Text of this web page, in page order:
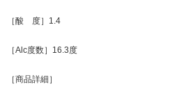
［酸 度］1.4
［Alc度数］16.3度
［商品詳細］